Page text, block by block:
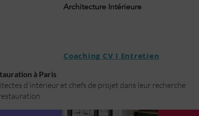
Architecture Intérieure
Coaching CV I Entretien
à Paris
d’intérieur et chefs de projet dans leur recherche